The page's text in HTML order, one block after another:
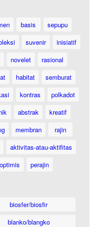
basis
sepupu
suvenir
inisiatif
novelet
rasional
habitat
semburat
kontras
polkadot
abstrak
kreatif
membran
rajin
aktivitas-atau-aktifitas
optimis perajin
biosfer/biosfir
blanko/blangko